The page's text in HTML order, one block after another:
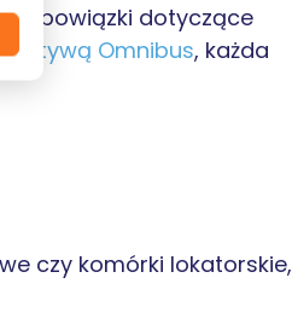
obowiązki dotyczące
Omnibus, każda
czy komórki lokatorskie,